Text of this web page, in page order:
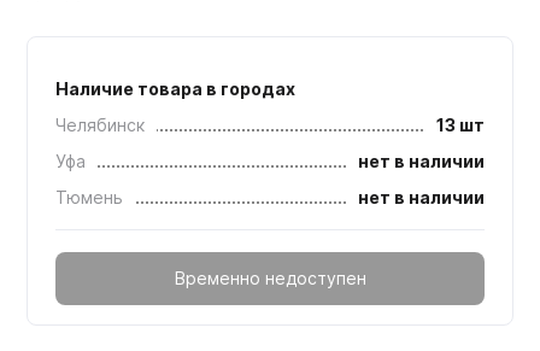
Наличие товара в городах
Челябинск
13 шт
Уфа
нет в наличии
Тюмень
нет в наличии
Временно недоступен